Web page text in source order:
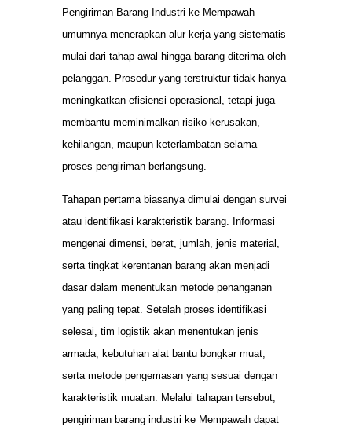
Pengiriman Barang Industri ke Mempawah
umumnya menerapkan alur kerja yang sistematis
mulai dari tahap awal hingga barang diterima oleh
pelanggan. Prosedur yang terstruktur tidak hanya
meningkatkan efisiensi operasional, tetapi juga
membantu meminimalkan risiko kerusakan,
kehilangan, maupun keterlambatan selama
proses pengiriman berlangsung.
Tahapan pertama biasanya dimulai dengan survei
atau identifikasi karakteristik barang. Informasi
mengenai dimensi, berat, jumlah, jenis material,
serta tingkat kerentanan barang akan menjadi
dasar dalam menentukan metode penanganan
yang paling tepat. Setelah proses identifikasi
selesai, tim logistik akan menentukan jenis
armada, kebutuhan alat bantu bongkar muat,
serta metode pengemasan yang sesuai dengan
karakteristik muatan. Melalui tahapan tersebut,
pengiriman barang industri ke Mempawah dapat